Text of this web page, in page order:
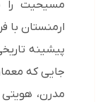
مسیحیت را
ارمنستان با
پیشینه
جایی که
مدرن،